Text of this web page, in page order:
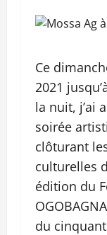
Ce
2021
la nuit, j’ai
soirée
clôturant
culturelles
édition du
du